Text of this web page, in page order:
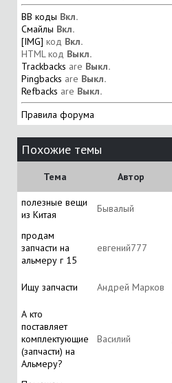
BB коды Вкл.
Смайлы Вкл.
[IMG] код Вкл.
HTML код Выкл.
Trackbacks are Выкл.
Pingbacks are Выкл.
Refbacks are Выкл.
Правила форума
Похожие темы
Тема Автор
полезные вещи
из Китая
Бывалый
продам
запчасти на
альмеру г 15
евгений777
Ищу запчасти Андрей Марков
А кто
поставляет
комплектующие
(запчасти) на
Альмеру?
Василий